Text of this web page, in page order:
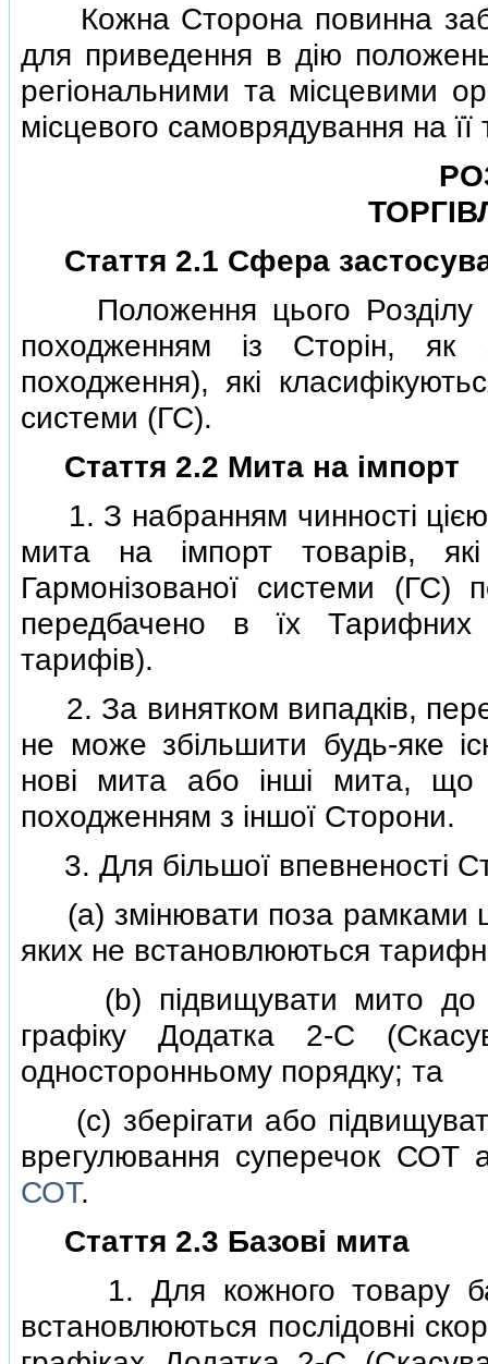
Кожна Сторона повинна
для приведення в дiю
регiональними та мiсцевими
мiсцевого самоврядування на її
Стаття 2.1 Сфера
Положення цього Роздiлу
походженням iз Сторiн, як
походження), якi
системи (ГС).
Стаття 2.2 Мита на iмпорт
1. З набранням чинностi цiєю
мита на iмпорт товарiв,
Гармонiзованої системи
передбачено в їх
тарифiв).
2. За винятком випадкiв,
не може збiльшити будь-яке
новi мита або iншi мита, що
походженням з iншої Сторони.
3. Для бiльшої впевненостi
(a) змiнювати поза рамками
яких не встановлюються
(b) пiдвищувати мито до
графiку Додатка 2-C
односторонньому порядку; та
(c) зберiгати або
врегулювання суперечок
СОТ.
Стаття 2.3 Базовi мита
1. Для кожного товару
встановлюються послiдовнi